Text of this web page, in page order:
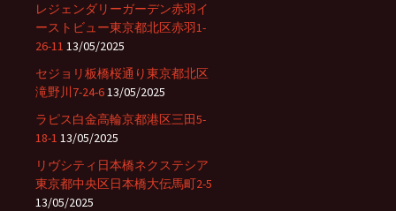
レジェンダリーガーデン赤羽イ
ーストビュー東京都北区赤羽1-
26-11 13/05/2025
セジョリ板橋桜通り東京都北区
滝野川7-24-613/05/2025
ラピス白金高輪京都港区三田5-
18-1 13/05/2025
リヴシティ日本橋ネクステシア
東京都中央区日本橋大伝馬町2-5
13/05/2025